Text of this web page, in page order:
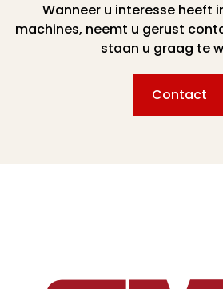
Wanneer u interesse heeft
machines, neemt u gerust
staan u graag te
Contact